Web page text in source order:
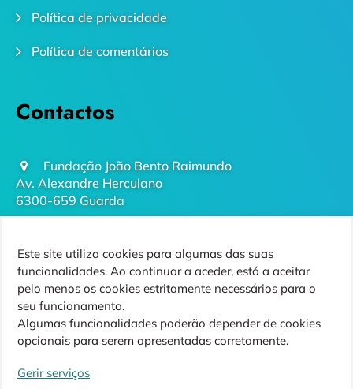
Este site utiliza cookies para algumas das suas
funcionalidades. Ao continuar a aceder, está a aceitar
pelo menos os cookies estritamente necessários para o
seu funcionamento.
Algumas funcionalidades poderão depender de cookies
opcionais para serem apresentadas corretamente.
Gerir serviços
Política de privacidade
Política de comentários
Contactos
Fundação João Bento Raimundo
Av. Alexandre Herculano
6300-659 Guarda
271 220 410
(chamada para rede fixa nacional)
Siga-nos